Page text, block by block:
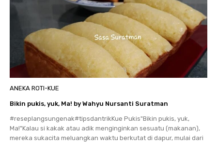
ANEKA ROTI-KUE
Bikin pukis, yuk, Ma! by Wahyu Nursanti Suratman
#reseplangsungenak#tipsdantrikKue Pukis"Bikin pukis, yuk,
Ma!"Kalau si kakak atau adik menginginkan sesuatu (makanan),
mereka sukacita meluangkan waktu berkutat di dapur, mulai dari